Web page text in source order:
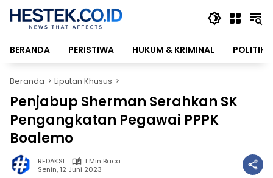
Langsung
konten
BERANDA
PERISTIWA HUKUM & KRIMINAL POLITIK
Beranda Liputan Khusus
Penjabup Sherman Serahkan SK
Pengangkatan Pegawai PPPK
Boalemo
REDAKSI
1 Min Baca
Senin, 12 Juni 2023